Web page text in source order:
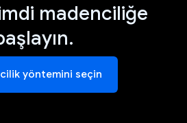
madenciliğe
yöntemini seçin